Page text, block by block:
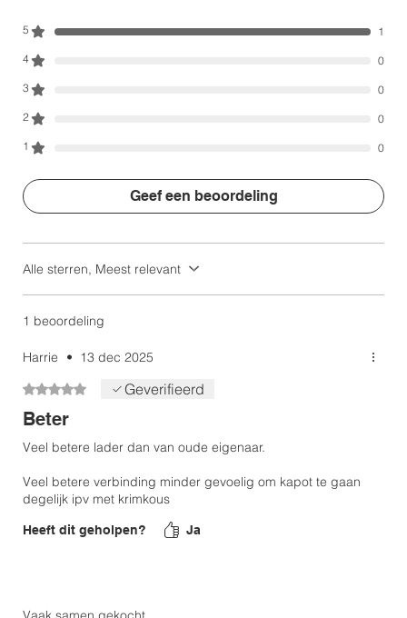
5
1
4
0
3
0
2
0
1
0
Geef een beoordeling
Alle sterren, Meest relevant
1 beoordeling
Harrie • 13 dec 2025
Beoordeeld met 5 uit 5 sterren.Geverifieerd
Beter
Veel betere lader dan van oude eigenaar.
Veel betere verbinding minder gevoelig om kapot te gaan
degelijk ipv met krimkous
Heeft dit geholpen? Ja